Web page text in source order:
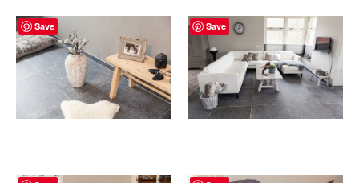
Save Save